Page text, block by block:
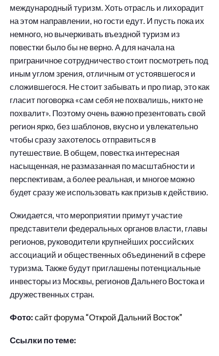
международный туризм. Хоть отрасль и лихорадит
на этом направлении, но гости едут. И пусть пока их
немного, но вычеркивать въездной туризм из
повестки было бы не верно. А для начала на
приграничное сотрудничество стоит посмотреть под
иным углом зрения, отличным от устоявшегося и
сложившегося. Не стоит забывать и про пиар, это как
гласит поговорка «сам себя не похвалишь, никто не
похвалит». Поэтому очень важно презентовать свой
регион ярко, без шаблонов, вкусно и увлекательно
чтобы сразу захотелось отправиться в
путешествие. В общем, повестка интересная
насыщенная, не размазанная по масштабности и
перспективам, а более реальная, и многое можно
будет сразу же использовать как призыв к действию.
Ожидается, что мероприятии примут участие
представители федеральных органов власти, главы
регионов, руководители крупнейших российских
ассоциаций и общественных объединений в сфере
туризма. Также будут приглашены потенциальные
инвесторы из Москвы, регионов Дальнего Востока и
дружественных стран.
Фото:сайт форума “Открой Дальний Восток”
Ссылки по теме: